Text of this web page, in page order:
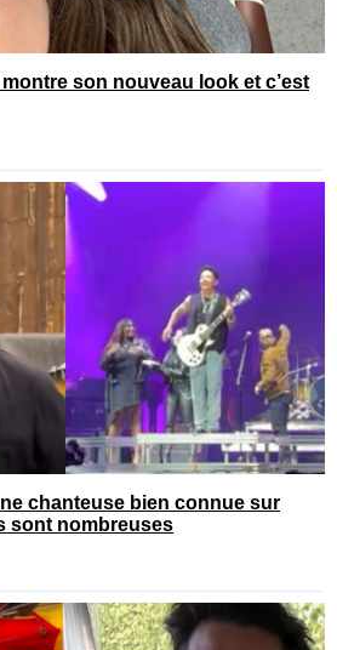
son nouveau look et c’est
chanteuse bien connue sur
sont nombreuses